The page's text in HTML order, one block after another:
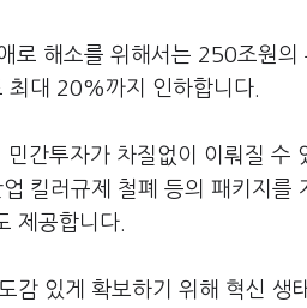
로 해소를 위해서는 250조원
최대 20%까지 인하합니다.
간투자가 차질없이 이뤄질
킬러규제 철폐 등의 패키지를
제공합니다.
감 있게 확보하기 위해 혁신 생